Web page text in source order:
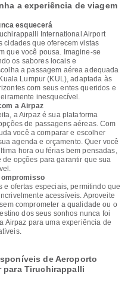
a experiência de viagem
esquecerá
International Airport
cidades que oferecem vistas
que você pousa. Imagine-se
os sabores locais e
a passagem aérea adequada
Lumpur (KUL), adaptada às
com seus entes queridos e
inesquecível.
a Airpaz
a Airpaz é sua plataforma
de passagens aéreas. Com
você a comparar e escolher
agenda e orçamento. Quer você
hora ou férias bem pensadas,
opções para garantir que sua
e ofertas especiais, permitindo que
acessíveis. Aproveite
comprometer a qualidade ou o
dos seus sonhos nunca foi
Airpaz para uma experiência de
de Aeroporto
para Tiruchirappalli